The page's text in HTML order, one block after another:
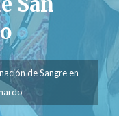
de Sangre en